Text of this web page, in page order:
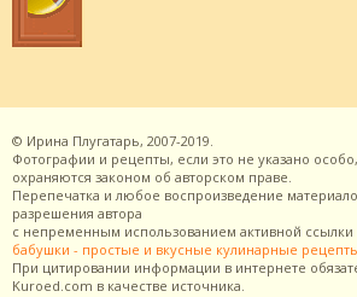
© Ирина Плугатарь, 2007-2019.
Фотографии и рецепты, если это не указано
охраняются законом об авторском праве.
Перепечатка и любое воспроизведение
разрешения автора
с непременным использованием активной ссылки
бабушки - простые и вкусные кулинарные
При цитировании информации в интернете
Kuroed.com в качестве источника.